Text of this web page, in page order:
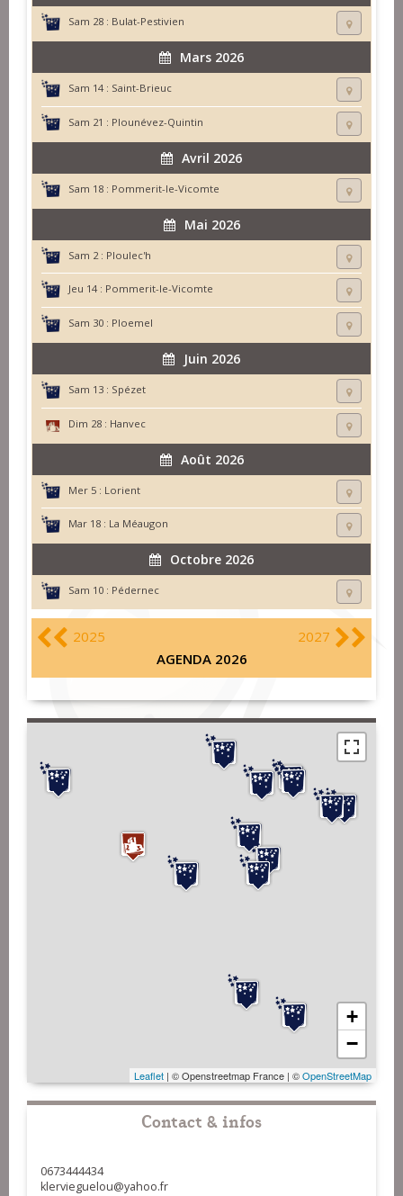
Sam 28 : Bulat-Pestivien
Mars 2026
Sam 14 : Saint-Brieuc
Sam 21 : Plounévez-Quintin
Avril 2026
Sam 18 : Pommerit-le-Vicomte
Mai 2026
Sam 2 : Ploulec'h
Jeu 14 : Pommerit-le-Vicomte
Sam 30 : Ploemel
Juin 2026
Sam 13 : Spézet
Dim 28 : Hanvec
Août 2026
Mer 5 : Lorient
Mar 18 : La Méaugon
Octobre 2026
Sam 10 : Pédernec
2025
2027
AGENDA 2026
+
−
Leaflet | © Openstreetmap France | ©OpenStreetMap
Contact & infos
0673444434
klervieguelou@yahoo.fr